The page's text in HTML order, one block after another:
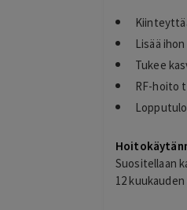
Lisää
Tukee
RF-hoito
Suositellaan
12 kuukauden